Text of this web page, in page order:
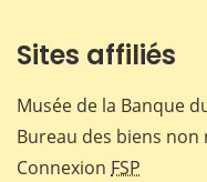
Sites affiliés
Musée de la Banque
Bureau des biens non
Connexion FSP